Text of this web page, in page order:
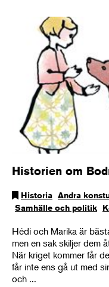
Historien om
Historia Andra
Samhälle och politik
Hédi och Marika är
men en sak skiljer dem
När kriget kommer får
får inte ens gå ut med
och ...